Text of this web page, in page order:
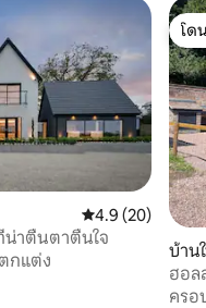
คะแนนเฉลี่ย 4.9
4.9 (20)
น่าตื่นตาตื่นใจ
ตกแต่ง
โด
โด
บ้าน
ฮอล
ครอ